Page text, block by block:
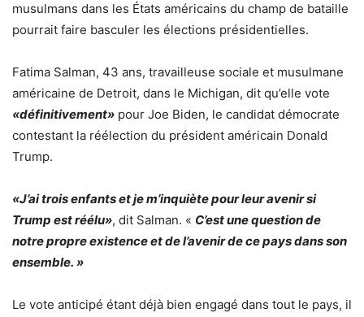
musulmans dans les États américains du champ de bataille
pourrait faire basculer les élections présidentielles.
Fatima Salman, 43 ans, travailleuse sociale et musulmane
américaine de Detroit, dans le Michigan, dit qu’elle vote
«définitivement» pour Joe Biden, le candidat démocrate
contestant la réélection du président américain Donald
Trump.
«J’ai trois enfants et je m’inquiète pour leur avenir si
Trump est réélu», dit Salman. « C’est une question de
notre propre existence et de l’avenir de ce pays dans son
ensemble. »
Le vote anticipé étant déjà bien engagé dans tout le pays, il